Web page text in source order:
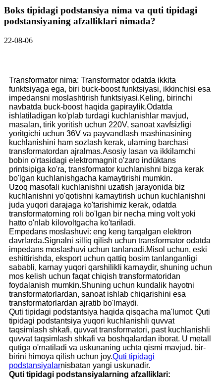
Boks tipidagi podstansiya nima va quti tipidagi
podstansiyaning afzalliklari nimada?
22-08-06
Transformator nima: Transformator odatda ikkita
funktsiyaga ega, biri buck-boost funktsiyasi, ikkinchisi esa
impedansni moslashtirish funktsiyasi.Keling, birinchi
navbatda buck-boost haqida gapiraylik.Odatda
ishlatiladigan ko'plab turdagi kuchlanishlar mavjud,
masalan, tirik yoritish uchun 220V, sanoat xavfsizligi
yoritgichi uchun 36V va payvandlash mashinasining
kuchlanishini ham sozlash kerak, ularning barchasi
transformatordan ajralmas.Asosiy lasan va ikkilamchi
bobin o'rtasidagi elektromagnit o'zaro indüktans
printsipiga ko'ra, transformator kuchlanishni bizga kerak
bo'lgan kuchlanishgacha kamaytirishi mumkin.
Uzoq masofali kuchlanishni uzatish jarayonida biz
kuchlanishni yo'qotishni kamaytirish uchun kuchlanishni
juda yuqori darajaga ko'tarishimiz kerak, odatda
transformatorning roli bo'lgan bir necha ming volt yoki
hatto o'nlab kilovoltgacha ko'tariladi.
Empedans moslashuvi: eng keng tarqalgan elektron
davrlarda.Signalni silliq qilish uchun transformator odatda
impedans moslashuvi uchun tanlanadi.Misol uchun, eski
eshittirishda, eksport uchun qattiq bosim tanlanganligi
sababli, karnay yuqori qarshilikli karnaydir, shuning uchun
mos kelish uchun faqat chiqish transformatoridan
foydalanish mumkin.Shuning uchun kundalik hayotni
transformatorlardan, sanoat ishlab chiqarishini esa
transformatorlardan ajratib bo'lmaydi.
Quti tipidagi podstantsiya haqida qisqacha ma'lumot: Quti
tipidagi podstantsiya yuqori kuchlanishli quvvat
taqsimlash shkafi, quvvat transformatori, past kuchlanishli
quvvat taqsimlash shkafi va boshqalardan iborat. U metall
qutiga o'rnatiladi va uskunaning uchta qismi mavjud. bir-
birini himoya qilish uchun joy.Quti tipidagi
podstansiyalarnisbatan yangi uskunadir.
Quti tipidagi podstansiyalarning afzalliklari: